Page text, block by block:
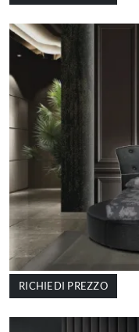
RICHIEDI PREZZO